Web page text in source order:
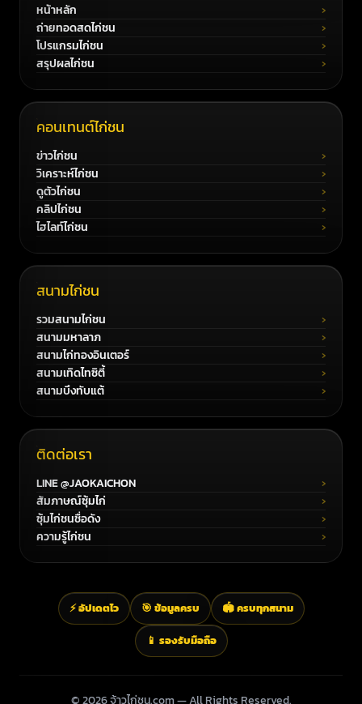
หน้าหลัก
ถ่ายทอดสดไก่ชน
โปรแกรมไก่ชน
สรุปผลไก่ชน
คอนเทนต์ไก่ชน
ข่าวไก่ชน
วิเคราะห์ไก่ชน
ดูตัวไก่ชน
คลิปไก่ชน
ไฮไลท์ไก่ชน
สนามไก่ชน
รวมสนามไก่ชน
สนามมหาลาภ
สนามไก่ทองอินเตอร์
สนามเทิดไทซิตี้
สนามบึงทับแต้
ติดต่อเรา
LINE @JAOKAICHON
สัมภาษณ์ซุ้มไก่
ซุ้มไก่ชนชื่อดัง
ความรู้ไก่ชน
⚡ อัปเดตไว 🎯 ข้อมูลครบ 🏟️ ครบทุกสนาม
📱 รองรับมือถือ
© 2026 จ้าวไก่ชน.com — All Rights Reserved.